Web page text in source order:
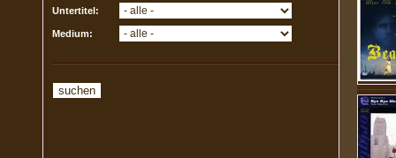
Untertitel:
Medium: